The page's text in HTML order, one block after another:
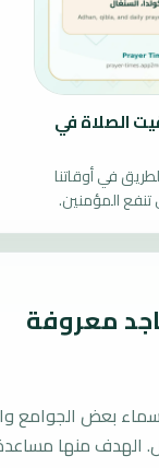
الصلاة في
في أوقاتنا
المؤمنين.
معروفة
بعض الجوامع
الهدف منها